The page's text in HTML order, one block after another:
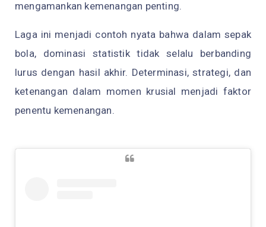
mengamankan kemenangan penting.
Laga ini menjadi contoh nyata bahwa dalam sepak
bola, dominasi statistik tidak selalu berbanding
lurus dengan hasil akhir. Determinasi, strategi, dan
ketenangan dalam momen krusial menjadi faktor
penentu kemenangan.